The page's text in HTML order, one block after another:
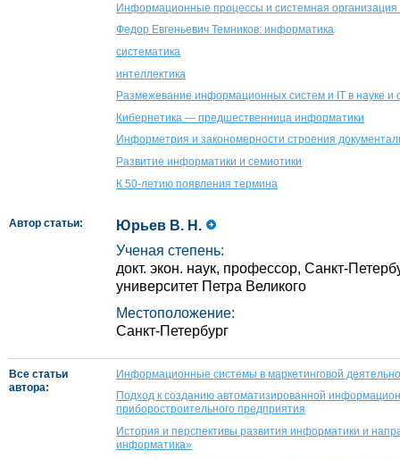
Информационные процессы и системная
Федор Евгеньевич Темников: информатика
систематика
интеллектика
Размежевание информационных систем и IT в науке и
Кибернетика — предшественница информатики
Информетрия и закономерности строения
Развитие информатики и семиотики
К 50‑летию появления термина
Автор статьи:
Юрьев В. Н.
Ученая степень:
докт. экон. наук, профессор, Санкт-
университет Петра Великого
Местоположение:
Санкт-Петербург
Все статьи
автора:
Информационные системы в маркетинговой
Подход к созданию автоматизированной
приборостроительного предприятия
История и перспективы развития информатики и
информатика»